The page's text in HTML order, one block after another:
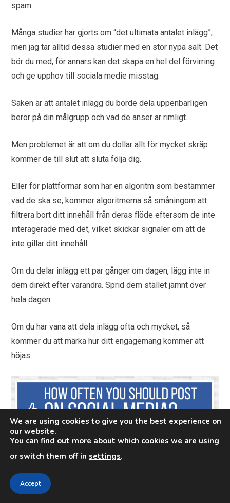
spam.
Många studier har gjorts om “det ultimata antalet inlägg”,
men jag tar alltid dessa studier med en stor nypa salt. Det
bör du med, för annars kan det skapa en hel del förvirring
och ge upphov till sociala medie misstag.
Saken är att antalet inlägg du borde dela uppenbarligen
beror på din målgrupp och vad de anser är rimligt.
Men problemet är att om du dollar allt för mycket skräp
kommer de till slut att sluta följa dig.
Eller för plattformar som har en algoritm som bestämmer
vad de ska se, kommer algoritmerna så småningom att
filtrera bort ditt innehåll från deras flöde eftersom de inte
interagerade med det, vilket skickar signaler om att de
inte gillar ditt innehåll.
Om du delar inlägg ett par gånger om dagen, lägg inte in
dem direkt efter varandra. Sprid dem stället jämnt över
hela dagen.
Om du har vana att dela inlägg ofta och mycket, så
kommer du att märka hur ditt engagemang kommer att
höjas.
We are using cookies to give you the best experience on
our website.
You can find out more about which cookies we are using
or switch them off in settings.
Accept